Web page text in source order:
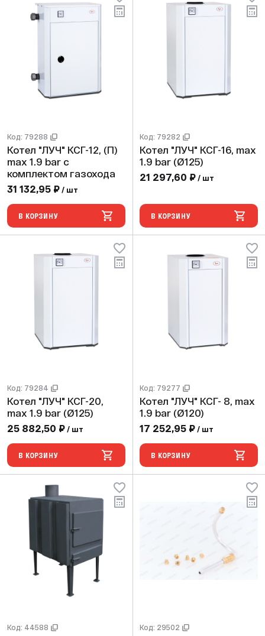
Код: 79288
Котел "ЛУЧ" КСГ-12, (П)
max 1.9 bar с
комплектом газохода
31 132,95 ₽ / шт
В КОРЗИНУ
Код: 79282
Котел "ЛУЧ" КСГ-16, max
1.9 bar (Ø125)
21 297,60 ₽ / шт
В КОРЗИНУ
Код: 79284
Котел "ЛУЧ" КСГ-20,
max 1.9 bar (Ø125)
25 882,50 ₽ / шт
В КОРЗИНУ
Код: 79277
Котел "ЛУЧ" КСГ- 8, max
1.9 bar (Ø120)
17 252,95 ₽ / шт
В КОРЗИНУ
Код: 44588 Код: 29502